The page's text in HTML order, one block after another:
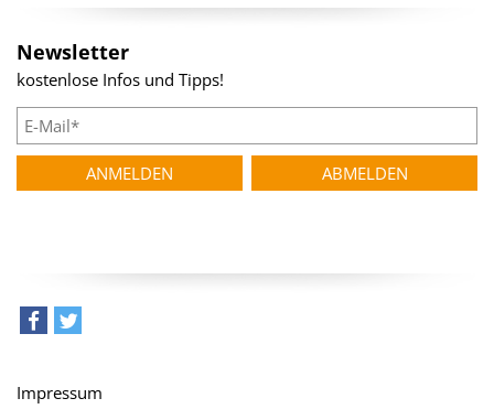
Newsletter
kostenlose Infos und Tipps!
Impressum